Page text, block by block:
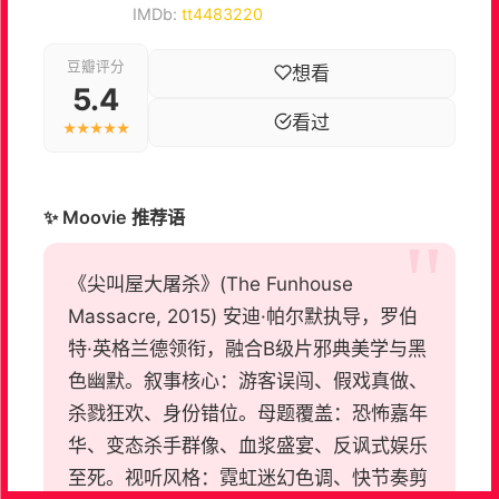
IMDb: tt4483220
豆瓣评分
5.4
★★★★★
想看
看过
✨ Moovie 推荐语
《尖叫屋大屠杀》(The Funhouse
Massacre, 2015) 安迪·帕尔默执导，罗伯
特·英格兰德领衔，融合B级片邪典美学与黑
色幽默。叙事核心：游客误闯、假戏真做、
杀戮狂欢、身份错位。母题覆盖：恐怖嘉年
华、变态杀手群像、血浆盛宴、反讽式娱乐
至死。视听风格：霓虹迷幻色调、快节奏剪